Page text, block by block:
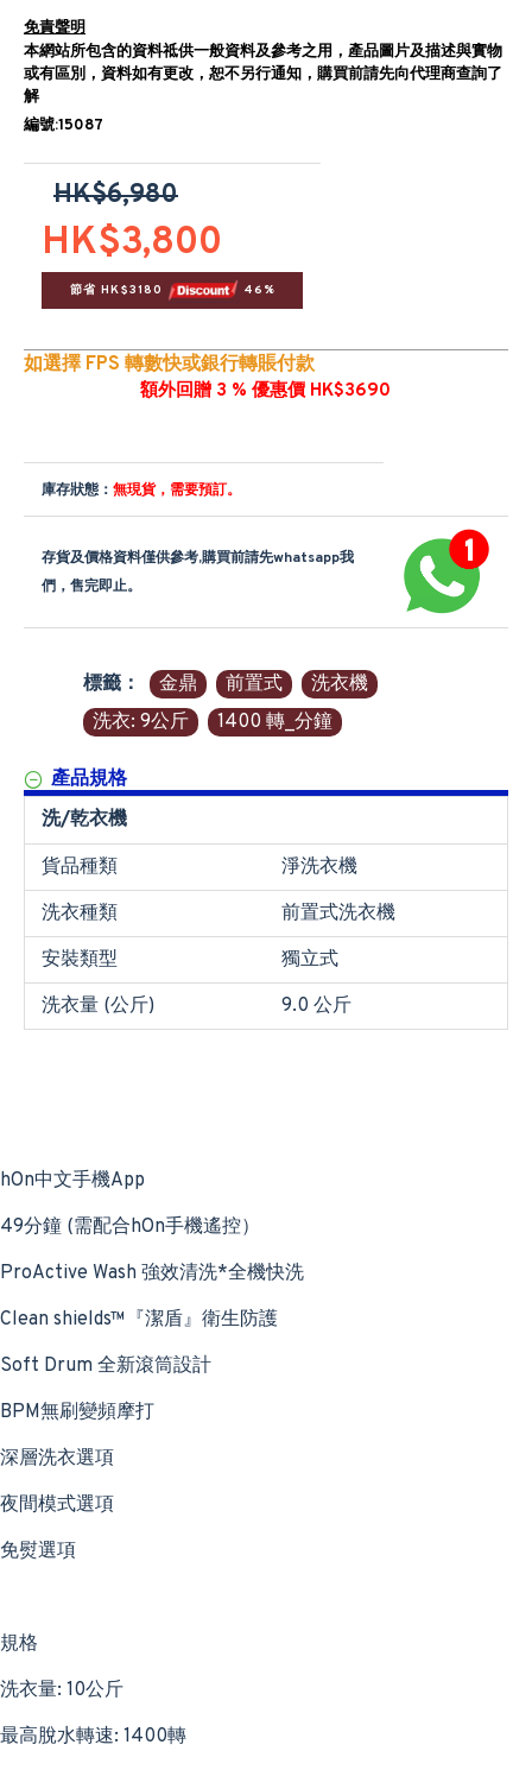
免責聲明
本網站所包含的資料祗供一般資料及參考之用，產品圖片及描述與實物
或有區別，資料如有更改，恕不另行通知，購買前請先向代理商查詢了
解
編號:15087
HK$3,800
HK$6,980
節省 HK$3180 46%
如選擇 FPS 轉數快或銀行轉賬付款
額外回贈 3 % 優惠價 HK$3690
庫存狀態： 無現貨，需要預訂。
存貨及價格資料僅供參考,購買前請先whatsapp我
們，售完即止。
標籤： 金鼎 前置式
洗衣機
洗衣: 9公斤
1400 轉_分鐘
產品規格
洗/乾衣機
貨品種類
淨洗衣機
洗衣種類
前置式洗衣機
安裝類型
獨立式
洗衣量 (公斤)
9.0 公斤
hOn中文手機App
49分鐘 (需配合hOn手機遙控）
ProActive Wash 強效清洗*全機快洗
Clean shields™『潔盾』衛生防護
Soft Drum 全新滾筒設計
BPM無刷變頻摩打
深層洗衣選項
夜間模式選項
免熨選項
規格
洗衣量: 10公斤
最高脫水轉速: 1400轉